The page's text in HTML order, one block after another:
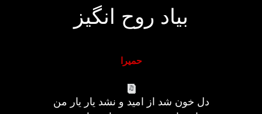
بیاد روح انگیز
حمیرا
دل خون شد از امید و نشد یار یار من